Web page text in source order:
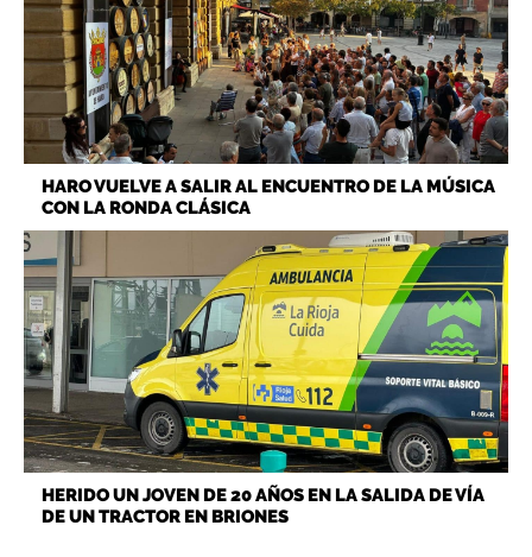
HARO VUELVE A SALIR AL ENCUENTRO DE LA MÚSICA
CON LA RONDA CLÁSICA
HERIDO UN JOVEN DE 20 AÑOS EN LA SALIDA DE VÍA
DE UN TRACTOR EN BRIONES